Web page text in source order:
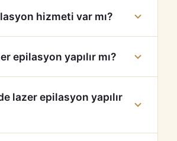
hizmeti var mı?
epilasyon yapılır mı?
lazer epilasyon yapılır